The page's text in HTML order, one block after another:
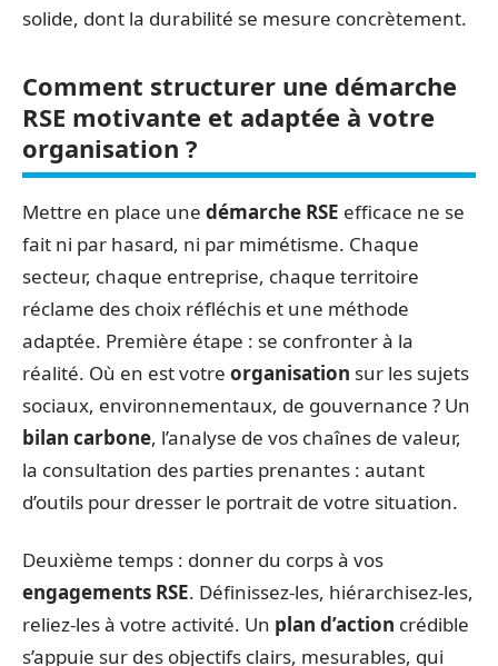
solide, dont la durabilité se mesure concrètement.
Comment structurer une démarche
RSE motivante et adaptée à votre
organisation ?
Mettre en place une démarche RSE efficace ne se
fait ni par hasard, ni par mimétisme. Chaque
secteur, chaque entreprise, chaque territoire
réclame des choix réfléchis et une méthode
adaptée. Première étape : se confronter à la
réalité. Où en est votre organisation sur les sujets
sociaux, environnementaux, de gouvernance ? Un
bilan carbone, l’analyse de vos chaînes de valeur,
la consultation des parties prenantes : autant
d’outils pour dresser le portrait de votre situation.
Deuxième temps : donner du corps à vos
engagements RSE. Définissez-les, hiérarchisez-les,
reliez-les à votre activité. Un plan d’action crédible
s’appuie sur des objectifs clairs, mesurables, qui